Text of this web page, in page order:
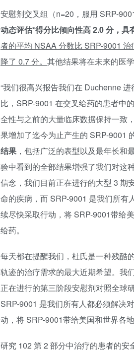
安慰剂交叉组（n=20，服用 SRP-
动态评估*得分比倾向性高 2.0 分，具
者的平均 NSAA 分数比 SRP-9001
降了 0.7 分。 其他结果将在未来的医学
“我们很高兴报告我们在 Duchenne
比，SRP-9001 在交叉给药的患者中
全性与之前的大量临床数据保持一致
果增加了迄今为止产生的 SRP-
结果 ，包括广泛的表型以及最年长
验中看到的全部结果增强了我们对这
信念，我们目前正在进行的大型 3 期
命的疾病，而 SRP-9001 是我们所有
续尽快采取行动，将 SRP-9001带给
给药。
每天都在提醒我们，杜氏是一种残酷
轨迹的治疗需求的最大近期希望。我
正在进行的第三阶段安慰剂对照全球
SRP-9001 是我们所有人都必须解决
动，将 SRP-9001带给美国和世界各
研究 102 第 2 部分中治疗的患者的